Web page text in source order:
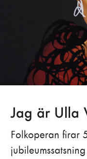
Jag är Ulla
Folkoperan firar